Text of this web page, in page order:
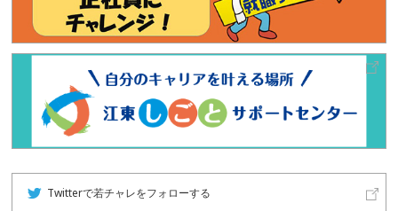
Twitterで若チャレをフォローする